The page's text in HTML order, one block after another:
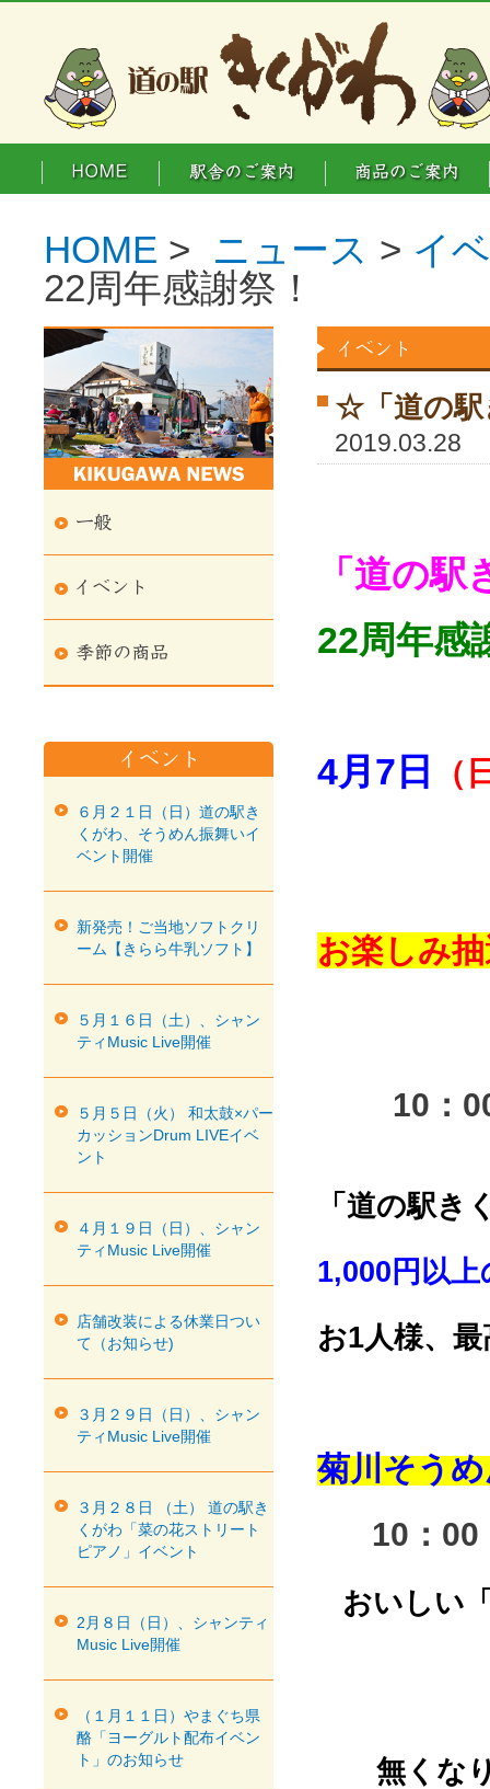
HOME > ニュース > イ
22周年感謝祭！
☆「道の駅
2019.03.28
「道の
22周年感
4月7日 （
お楽しみ
10
「道の駅き
1,000円以
お1人様、
菊川そう
10：
おいしい
無くな
６月２１日（日）道の駅き
くがわ、そうめん振舞いイ
ベント開催
新発売！ご当地ソフトクリ
ーム【きらら牛乳ソフト】
５月１６日（土）、シャン
ティMusic Live開催
５月５日（火） 和太鼓×パー
カッションDrum LIVEイベ
ント
４月１９日（日）、シャン
ティMusic Live開催
店舗改装による休業日つい
て（お知らせ)
３月２９日（日）、シャン
ティMusic Live開催
３月２８日 （土） 道の駅き
くがわ「菜の花ストリート
ピアノ」イベント
2月８日（日）、シャンティ
Music Live開催
（１月１１日）やまぐち県
酪「ヨーグルト配布イベン
ト」のお知らせ